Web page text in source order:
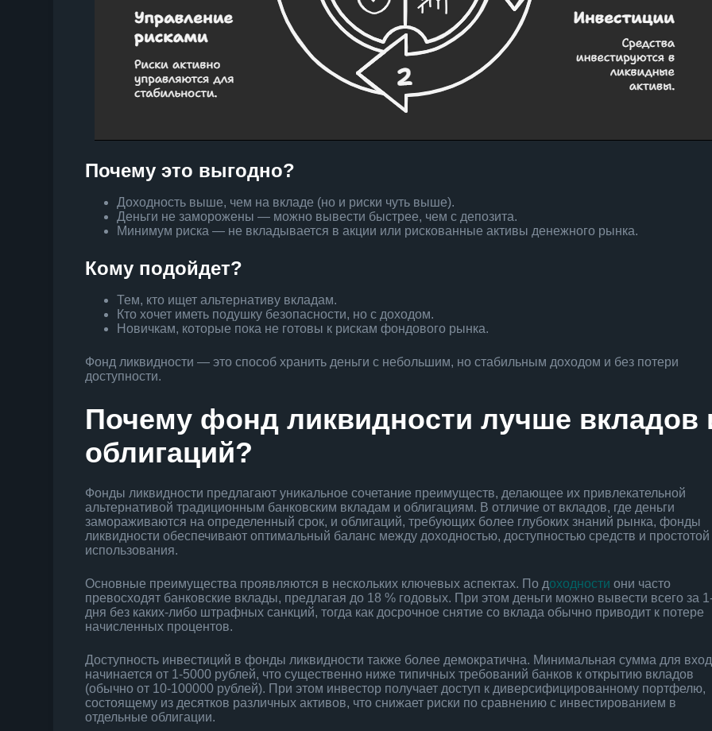
Почему это выгодно?
Доходность выше, чем на вкладе (но и риски чуть выше).
Деньги не заморожены — можно вывести быстрее, чем с депозита.
Минимум риска — не вкладывается в акции или рискованные активы денежного рынка.
Кому подойдет?
Тем, кто ищет альтернативу вкладам.
Кто хочет иметь подушку безопасности, но с доходом.
Новичкам, которые пока не готовы к рискам фондового рынка.
Фонд ликвидности — это способ хранить деньги с небольшим, но стабильным доходом и без потери
доступности.
Почему фонд ликвидности лучше вкладов
облигаций?
Фонды ликвидности предлагают уникальное сочетание преимуществ, делающее их привлекательной
альтернативой традиционным банковским вкладам и облигациям. В отличие от вкладов, где деньги
замораживаются на определенный срок, и облигаций, требующих более глубоких знаний рынка, фонды
ликвидности обеспечивают оптимальный баланс между доходностью, доступностью средств и простотой
использования.
Основные преимущества проявляются в нескольких ключевых аспектах. По доходности они часто
превосходят банковские вклады, предлагая до 18 % годовых. При этом деньги можно вывести всего за
дня без каких-либо штрафных санкций, тогда как досрочное снятие со вклада обычно приводит к потере
начисленных процентов.
Доступность инвестиций в фонды ликвидности также более демократична. Минимальная сумма для
начинается от 1-5000 рублей, что существенно ниже типичных требований банков к открытию вкладов
(обычно от 10-100000 рублей). При этом инвестор получает доступ к диверсифицированному портфелю,
состоящему из десятков различных активов, что снижает риски по сравнению с инвестированием в
отдельные облигации.